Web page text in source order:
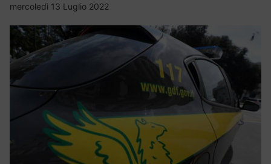
mercoledì 13 Luglio 2022